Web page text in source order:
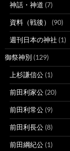
神話・神道 (7)
資料（戦後） (90)
週刊日本の神社 (1)
御祭神別 (129)
上杉謙信公 (1)
前田利家公 (20)
前田利常公 (9)
前田利長公 (8)
前田綱紀公 (1)